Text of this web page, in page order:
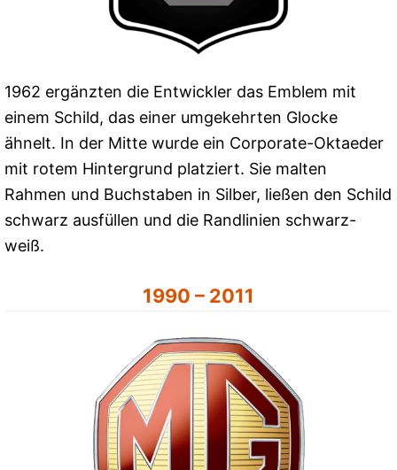
1962 ergänzten die Entwickler das Emblem mit
einem Schild, das einer umgekehrten Glocke
ähnelt. In der Mitte wurde ein Corporate-Oktaeder
mit rotem Hintergrund platziert. Sie malten
Rahmen und Buchstaben in Silber, ließen den Schild
schwarz ausfüllen und die Randlinien schwarz-
weiß.
1990 – 2011